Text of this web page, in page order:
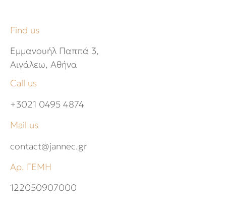
Find us
Εμμανουήλ Παππά 3,
Αιγάλεω, Αθήνα
Call us
+3021 0495 4874
Mail us
contact@jannec.gr
Αρ. ΓΕΜΗ
122050907000